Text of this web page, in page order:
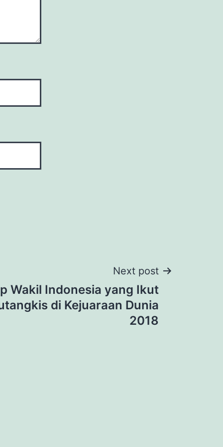
Next post
Wakil Indonesia yang Ikut
di Kejuaraan Dunia
2018